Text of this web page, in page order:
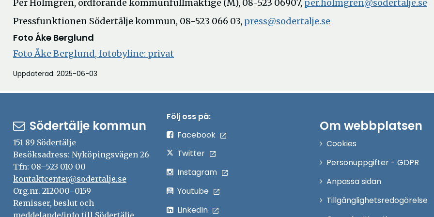
Per Holmgren, ordförande kommunfullmäktige (M), 08-523 06907, per.holmgren@sodertalje.se
Pressfunktionen Södertälje kommun, 08-523 066 03, press@sodertalje.se
Foto Åke Berglund
Foto Åke Berglund, fotobyline: privat
fönster
Uppdaterad: 2025-06-03
Södertälje kommun
151 89 Södertälje
Besöksadress: Nyköpingsvägen 26
Tfn: 08–523 010 00
kontaktcenter@sodertalje.se
Org.nr. 212000–0159
Remisser, beslut och
meddelande/info till Södertälje
Följ oss på:
Facebook
Twitter
Instagram
Youtube
LinkedIn
Om webbplatsen
Cookies
Personuppgifter - GDPR
Anpassa sidan
Tillgänglighetsredogörelse